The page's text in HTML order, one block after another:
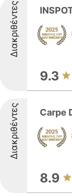
Διακριθέντες
9.3
Διακριθέντες Carpe
8.9